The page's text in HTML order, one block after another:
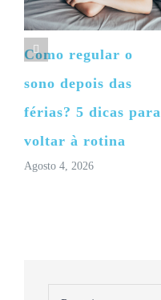
Como regular o
sono depois das
férias? 5 dicas para
voltar à rotina
Agosto 4, 2026